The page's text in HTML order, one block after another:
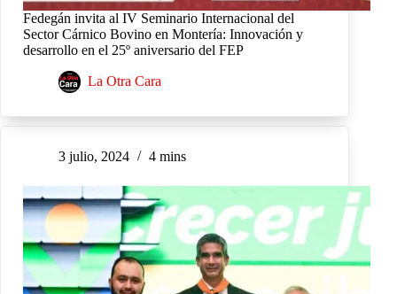
Fedegán invita al IV Seminario Internacional del
Sector Cárnico Bovino en Montería: Innovación y
desarrollo en el 25º aniversario del FEP
La Otra Cara
3 julio, 2024 4 mins